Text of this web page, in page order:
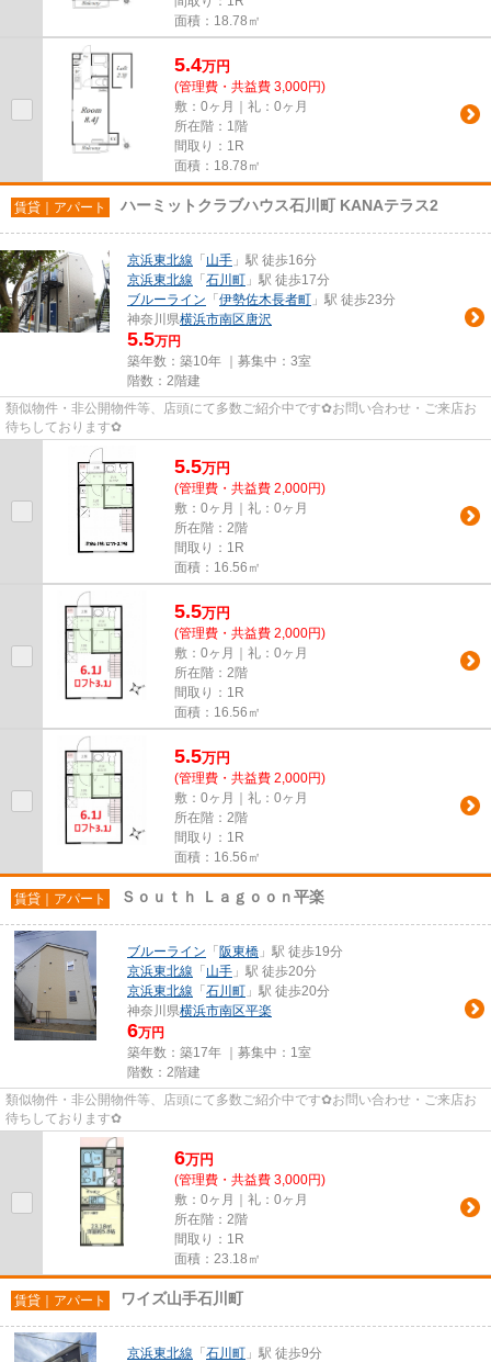
面積：18.78㎡
5.4万円
(管理費・共益費 3,000円)
敷：0ヶ月｜礼：0ヶ月
所在階：1階
間取り：1R
面積：18.78㎡
賃貸｜アパート ハーミットクラブハウス石川町 KANAテラス2
京浜東北線 「 山手 」駅 徒歩16分
京浜東北線 「 石川町 」駅 徒歩17分
ブルーライン 「 伊勢佐木長者町 」駅 徒歩23分
神奈川県横浜市南区唐沢
5.5万円
築年数：築10年 ｜募集中： 3室
階数：2階建
類似物件・非公開物件等、店頭にて多数ご紹介中です✿お問い合わせ・ご来店お
待ちしております✿
5.5万円
(管理費・共益費 2,000円)
敷：0ヶ月｜礼：0ヶ月
所在階：2階
間取り：1R
面積：16.56㎡
5.5万円
(管理費・共益費 2,000円)
敷：0ヶ月｜礼：0ヶ月
所在階：2階
間取り：1R
面積：16.56㎡
5.5万円
(管理費・共益費 2,000円)
敷：0ヶ月｜礼：0ヶ月
所在階：2階
間取り：1R
面積：16.56㎡
賃貸｜アパート Ｓｏｕｔｈ Ｌａｇｏｏｎ平楽
ブルーライン 「 阪東橋 」駅 徒歩19分
京浜東北線 「 山手 」駅 徒歩20分
京浜東北線 「 石川町 」駅 徒歩20分
神奈川県横浜市南区平楽
6万円
築年数：築17年 ｜募集中： 1室
階数：2階建
類似物件・非公開物件等、店頭にて多数ご紹介中です✿お問い合わせ・ご来店お
待ちしております✿
6万円
(管理費・共益費 3,000円)
敷：0ヶ月｜礼：0ヶ月
所在階：2階
間取り：1R
面積：23.18㎡
賃貸｜アパート ワイズ山手石川町
京浜東北線 「 石川町 」駅 徒歩9分